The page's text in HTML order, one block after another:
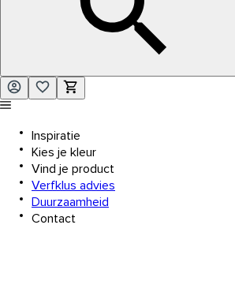
Inspiratie
Kies je kleur
Vind je product
Verfklus advies
Duurzaamheid
Contact